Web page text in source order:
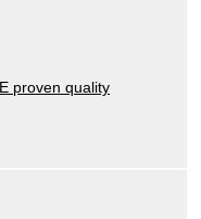
proven quality